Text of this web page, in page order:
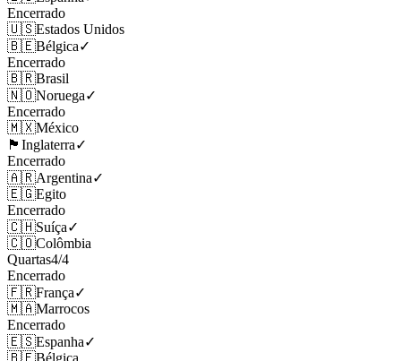
Encerrado
🇺🇸Estados Unidos
🇧🇪Bélgica✓
Encerrado
🇧🇷Brasil
🇳🇴Noruega✓
Encerrado
🇲🇽México
🏴󠁧󠁢󠁥󠁮󠁧󠁿 Inglaterra✓
Encerrado
🇦🇷Argentina✓
🇪🇬Egito
Encerrado
🇨🇭Suíça✓
🇨🇴Colômbia
Quartas4/4
Encerrado
🇫🇷França✓
🇲🇦Marrocos
Encerrado
🇪🇸Espanha✓
🇧🇪Bélgica